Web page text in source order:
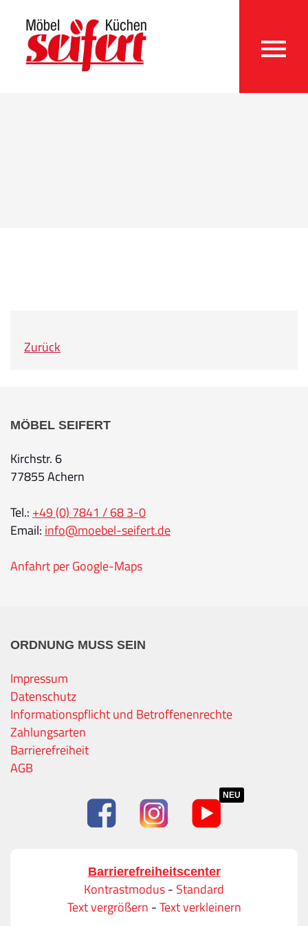
Zurück
MÖBEL SEIFERT
Kirchstr. 6
77855 Achern
Tel.: +49 (0) 7841 / 68 3-0
Email: info@moebel-seifert.de
Anfahrt per Google-Maps
ORDNUNG MUSS SEIN
Impressum
Datenschutz
Informationspflicht und Betroffenenrechte
Zahlungsarten
Barrierefreiheit
AGB
NEU
Barrierefreiheitscenter
Kontrastmodus- Standard
Text vergrößern -Text verkleinern